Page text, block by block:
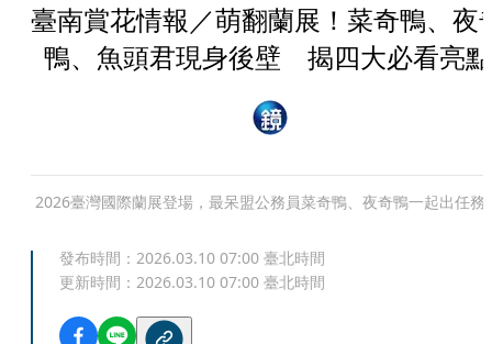
臺南賞花情報／萌翻蘭展！菜奇鴨、夜
鴨、魚頭君現身後壁 揭四大必看亮點
2026臺灣國際蘭展登場，最呆盟公務員菜奇鴨、夜奇鴨一起出任務
發布時間： 2026.03.10 07:00 臺北時間
更新時間： 2026.03.10 07:00 臺北時間